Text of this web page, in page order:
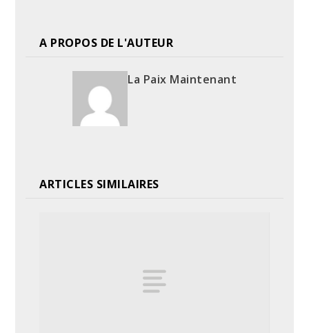
A PROPOS DE L'AUTEUR
La Paix Maintenant
ARTICLES SIMILAIRES